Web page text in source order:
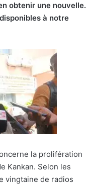
obtenir une nouvelle.
à notre
la prolifération
Kankan. Selon les
vingtaine de radios